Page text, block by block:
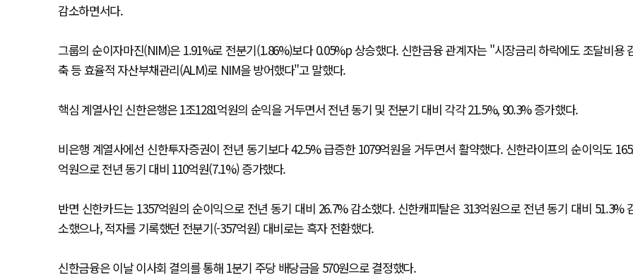
감소하면서다.
그룹의 순이자마진(NIM)은 1.91%로 전분기(1.86%)보다 0.05%p 상승했다. 신한금융 관계자는 "시장금리 하락에도 조달비용
축 등 효율적 자산부채관리(ALM)로 NIM을 방어했다"고 말했다.
핵심 계열사인 신한은행은 1조1281억원의 순익을 거두면서 전년 동기 및 전분기 대비 각각 21.5%, 90.3% 증가했다.
비은행 계열사에선 신한투자증권이 전년 동기보다 42.5% 급증한 1079억원을 거두면서 활약했다. 신한라이프의 순이익도
억원으로 전년 동기 대비 110억원(7.1%) 증가했다.
반면 신한카드는 1357억원의 순이익으로 전년 동기 대비 26.7% 감소했다. 신한캐피탈은 313억원으로 전년 동기 대비 51.3%
소했으나, 적자를 기록했던 전분기(-357억원) 대비로는 흑자 전환했다.
신한금융은 이날 이사회 결의를 통해 1분기 주당 배당금을 570원으로 결정했다.